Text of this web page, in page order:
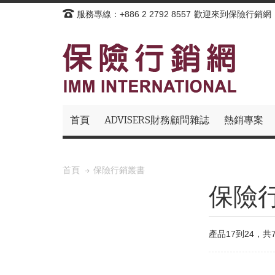
服務專線：+886 2 2792 8557 歡迎來到保險行銷網
首頁 ADVISERS財務顧問雜誌 熱銷專案
首頁 保險行銷叢書
保險
產品17到24，共